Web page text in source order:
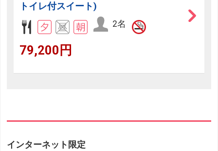
トイレ付スイート)
2名
79,200円
インターネット限定